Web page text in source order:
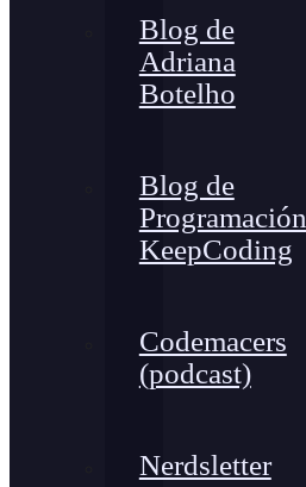
Blog de
Adriana
Botelho
Blog de
Programación
KeepCoding
Codemacers
(podcast)
Nerdsletter